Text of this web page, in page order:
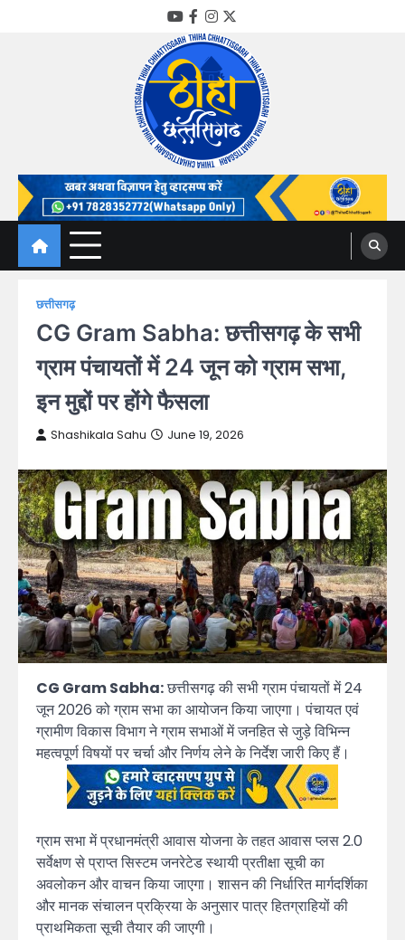
YouTube
Facebook
Instagram
Twitter
Thiha Chhattisgarh
गोठ जन-जन के
छत्तीसगढ़
CG Gram Sabha: छत्तीसगढ़ के सभी
ग्राम पंचायतों में 24 जून को ग्राम सभा,
इन मुद्दों पर होंगे फैसला
Shashikala Sahu June 19, 2026
CG Gram Sabha:छत्तीसगढ़ की सभी ग्राम पंचायतों में 24
जून 2026 को ग्राम सभा का आयोजन किया जाएगा। पंचायत एवं
ग्रामीण विकास विभाग ने ग्राम सभाओं में जनहित से जुड़े विभिन्न
महत्वपूर्ण विषयों पर चर्चा और निर्णय लेने के निर्देश जारी किए हैं।
ग्राम सभा में प्रधानमंत्री आवास योजना के तहत आवास प्लस 2.0
सर्वेक्षण से प्राप्त सिस्टम जनरेटेड स्थायी प्रतीक्षा सूची का
अवलोकन और वाचन किया जाएगा। शासन की निर्धारित मार्गदर्शिका
और मानक संचालन प्रक्रिया के अनुसार पात्र हितग्राहियों की
प्राथमिकता सूची तैयार की जाएगी।